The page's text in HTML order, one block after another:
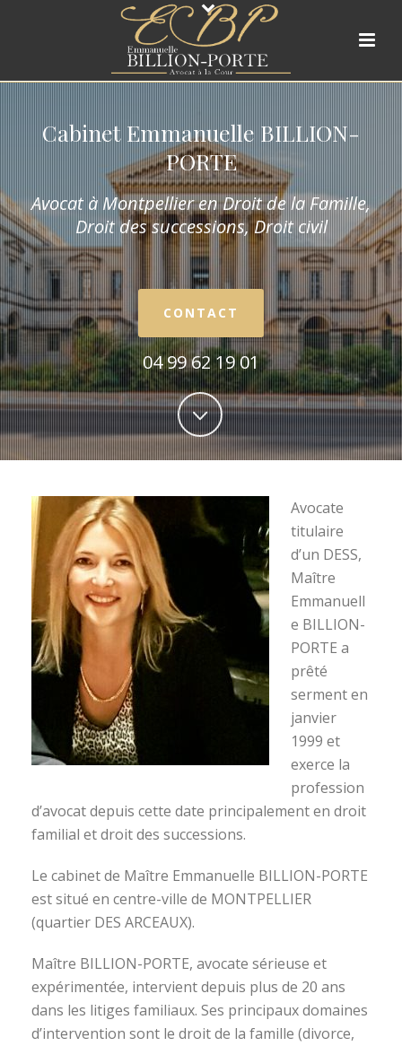
Cabinet Emmanuelle BILLION-
PORTE
Avocat à Montpellier en Droit de la Famille,
Droit des successions, Droit civil
CONTACT
04 99 62 19 01
Avocate
titulaire
d’un DESS,
Maître
Emmanuell
e BILLION-
PORTE a
prêté
serment en
janvier
1999 et
exerce la
profession
d’avocat depuis cette date principalement en droit
familial et droit des successions.
Le cabinet de Maître Emmanuelle BILLION-PORTE
est situé en centre-ville de MONTPELLIER
(quartier DES ARCEAUX).
Maître BILLION-PORTE, avocate sérieuse et
expérimentée, intervient depuis plus de 20 ans
dans les litiges familiaux. Ses principaux domaines
d’intervention sont le droit de la famille (divorce,